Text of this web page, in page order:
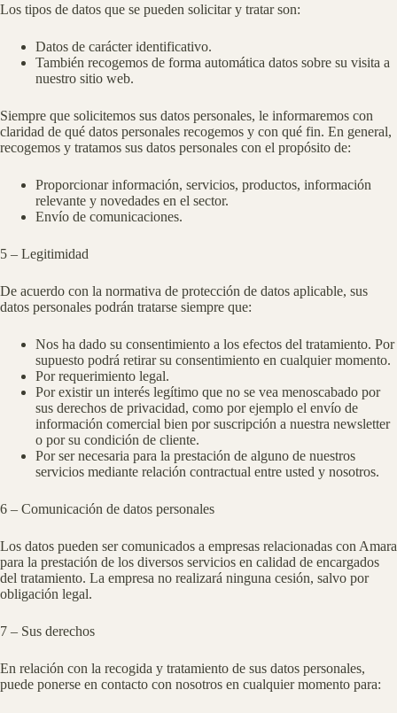
Los tipos de datos que se pueden solicitar y tratar son:
Datos de carácter identificativo.
También recogemos de forma automática datos sobre su visita a
nuestro sitio web.
Siempre que solicitemos sus datos personales, le informaremos con
claridad de qué datos personales recogemos y con qué fin. En general,
recogemos y tratamos sus datos personales con el propósito de:
Proporcionar información, servicios, productos, información
relevante y novedades en el sector.
Envío de comunicaciones.
5 – Legitimidad
De acuerdo con la normativa de protección de datos aplicable, sus
datos personales podrán tratarse siempre que:
Nos ha dado su consentimiento a los efectos del tratamiento. Por
supuesto podrá retirar su consentimiento en cualquier momento.
Por requerimiento legal.
Por existir un interés legítimo que no se vea menoscabado por
sus derechos de privacidad, como por ejemplo el envío de
información comercial bien por suscripción a nuestra newsletter
o por su condición de cliente.
Por ser necesaria para la prestación de alguno de nuestros
servicios mediante relación contractual entre usted y nosotros.
6 – Comunicación de datos personales
Los datos pueden ser comunicados a empresas relacionadas con Amara
para la prestación de los diversos servicios en calidad de encargados
del tratamiento. La empresa no realizará ninguna cesión, salvo por
obligación legal.
7 – Sus derechos
En relación con la recogida y tratamiento de sus datos personales,
puede ponerse en contacto con nosotros en cualquier momento para: